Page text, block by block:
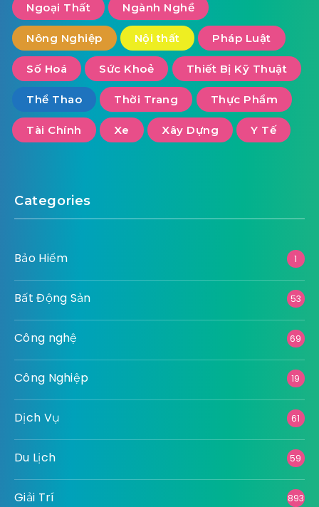
Ngoại Thất Ngành Nghề
Nông Nghiệp Nội thất Pháp Luật
Số Hoá Sức Khoẻ Thiết Bị Kỹ Thuật
Thể Thao Thời Trang Thực Phẩm
Tài Chính Xe Xây Dựng Y Tế
Categories
Bảo Hiểm 1
Bất Động Sản 53
Công nghệ 69
Công Nghiệp 19
Dịch Vụ 61
Du Lịch 59
Giải Trí 893